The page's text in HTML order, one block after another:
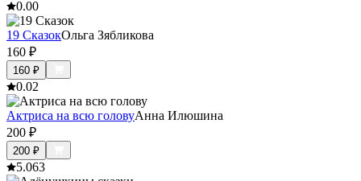
0.00
19 СказокОльга Зябликова
160 ₽
160 ₽
0.02
Актриса на всю головуАнна Илюшина
200 ₽
200 ₽
5.063